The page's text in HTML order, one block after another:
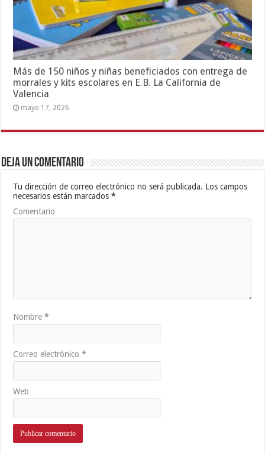
Más de 150 niños y niñas beneficiados con entrega de
morrales y kits escolares en E.B. La California de
Valencia
mayo 17, 2026
Deja un comentario
Tu dirección de correo electrónico no será publicada. Los campos
necesarios están marcados*
Comentario
Nombre*
Correo electrónico*
Web